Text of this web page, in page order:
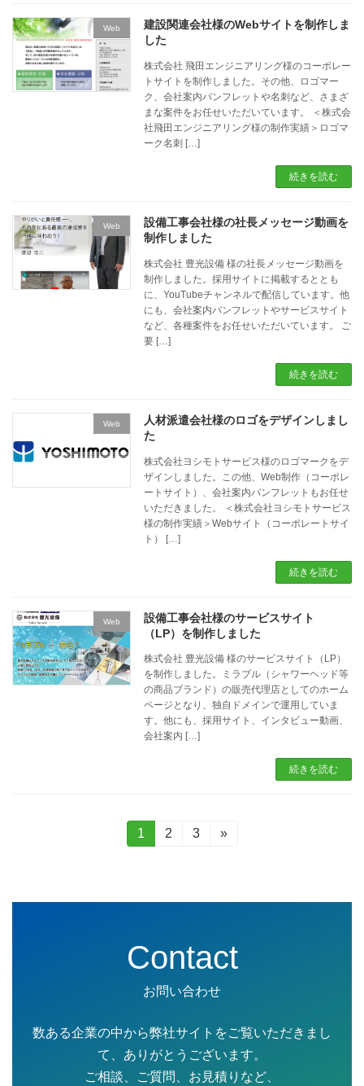
Web
建設関連会社様のWebサイトを制作しま
した
株式会社 飛田エンジニアリング様のコーポレー
トサイトを制作しました。その他、ロゴマー
ク、会社案内パンフレットや名刺など、さまざ
まな案件をお任せいただいています。 ＜株式会
社飛田エンジニアリング様の制作実績＞ロゴマ
ーク名刺 […]
続きを読む
Web
設備工事会社様の社長メッセージ動画を
制作しました
株式会社 豊光設備 様の社長メッセージ動画を
制作しました。採用サイトに掲載するととも
に、YouTubeチャンネルで配信しています。他
にも、会社案内パンフレットやサービスサイト
など、各種案件をお任せいただいています。 ご
要 […]
続きを読む
Web
人材派遣会社様のロゴをデザインしまし
た
株式会社ヨシモトサービス様のロゴマークをデ
ザインしました。この他、Web制作（コーポレ
ートサイト）、会社案内パンフレットもお任せ
いただきました。 ＜株式会社ヨシモトサービス
様の制作実績＞Webサイト（コーポレートサイ
ト） […]
続きを読む
Web
設備工事会社様のサービスサイト
（LP）を制作しました
株式会社 豊光設備 様のサービスサイト（LP）
を制作しました。ミラブル（シャワーヘッド等
の商品ブランド）の販売代理店としてのホーム
ページとなり、独自ドメインで運用していま
す。他にも、採用サイト、インタビュー動画、
会社案内 […]
続きを読む
の
送
固
定
ジ
1
固
ジ
2
固
ジ
3 »
Contact
お問い合わせ
数ある企業の中から弊社サイトをご覧いただきまし
て、ありがとうございます。
ご相談、ご質問、お見積りなど、